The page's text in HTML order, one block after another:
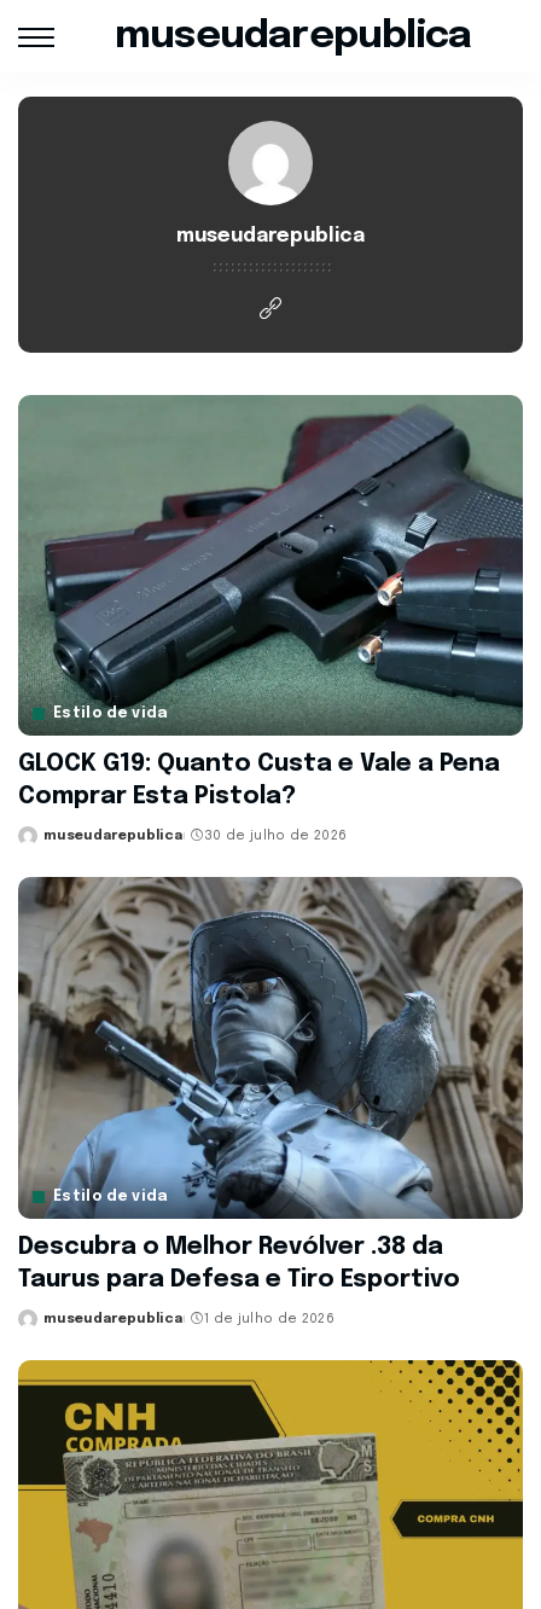
museudarepublica
museudarepublica
Estilo de vida
GLOCK G19: Quanto Custa e Vale a Pena
Comprar Esta Pistola?
Posted
museudarepublica 30 de julho de 2026
Estilo de vida
Descubra o Melhor Revólver .38 da
Taurus para Defesa e Tiro Esportivo
Posted
museudarepublica 1 de julho de 2026